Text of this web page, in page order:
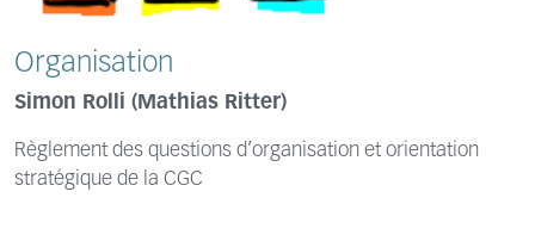
Organisation
Simon Rolli (Mathias Ritter)
Règlement des questions d’organisation et orientation
stratégique de la CGC